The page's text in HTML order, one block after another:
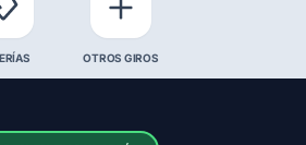
OTROS GIROS